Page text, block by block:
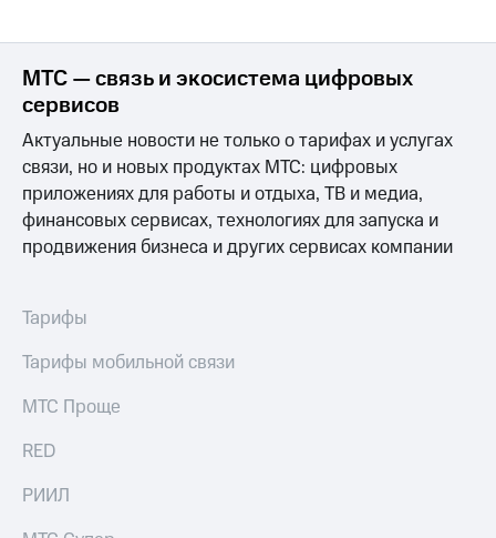
Спутниковое
ТВ
Услуги
Поддержка
и подписки
МТС
интернета,
музыка
Семейная
Скидка
на тарифы,
общие
подписки
и услуги,
доступ
к геолокации
под
в Мой МТС
МТС — связь и экосистема цифровых
сервисов
Актуальные новости не только о тарифах и услугах
связи, но и новых продуктах МТС: цифровых
приложениях для работы и отдыха, ТВ и медиа,
финансовых сервисах, технологиях для запуска и
продвижения бизнеса и других сервисах компании
Тарифы
Тарифы мобильной связи
МТС Проще
RED
РИИЛ